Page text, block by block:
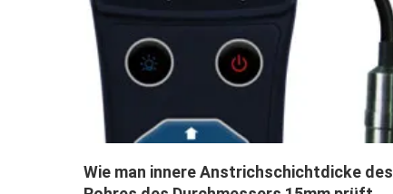
Wie man innere Anstrichschichtdicke des